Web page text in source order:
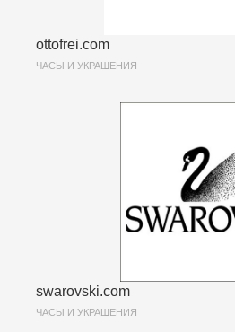
ottofrei.com
ЧАСЫ И УКРАШЕНИЯ
swarovski.com
ЧАСЫ И УКРАШЕНИЯ